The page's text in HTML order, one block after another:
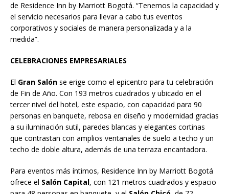
de Residence Inn by Marriott Bogotá. “Tenemos la capacidad y
el servicio necesarios para llevar a cabo tus eventos
corporativos y sociales de manera personalizada y a la
medida”.
CELEBRACIONES EMPRESARIALES
El Gran Salón se erige como el epicentro para tu celebración
de Fin de Año. Con 193 metros cuadrados y ubicado en el
tercer nivel del hotel, este espacio, con capacidad para 90
personas en banquete, rebosa en diseño y modernidad gracias
a su iluminación sutil, paredes blancas y elegantes cortinas
que contrastan con amplios ventanales de suelo a techo y un
techo de doble altura, además de una terraza encantadora.
Para eventos más íntimos, Residence Inn by Marriott Bogotá
ofrece el Salón Capital, con 121 metros cuadrados y espacio